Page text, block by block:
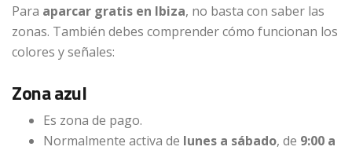
Para aparcar gratis en Ibiza, no basta con saber las
zonas. También debes comprender cómo funcionan los
colores y señales:
Zona azul
Es zona de pago.
Normalmente activa de lunes a sábado, de 9:00 a